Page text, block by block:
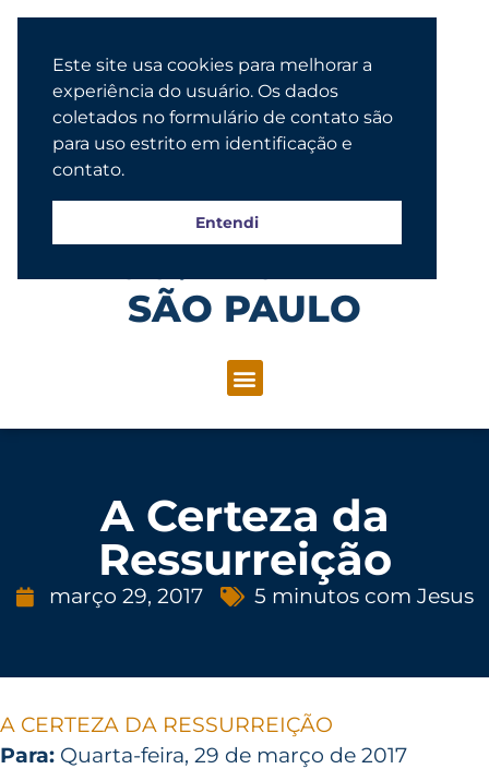
SÃO PAULO
A Certeza da
Ressurreição
março 29, 2017 5 minutos com Jesus
A CERTEZA DA RESSURREIÇÃO
Para: Quarta-feira, 29 de março de 2017
Este site usa cookies para melhorar a
experiência do usuário. Os dados
coletados no formulário de contato são
para uso estrito em identificação e
contato.
Entendi